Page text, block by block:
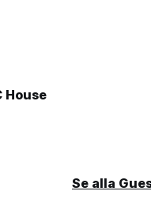
House
Se alla